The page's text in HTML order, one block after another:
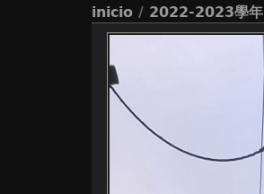
inicio / 2022-2023學年